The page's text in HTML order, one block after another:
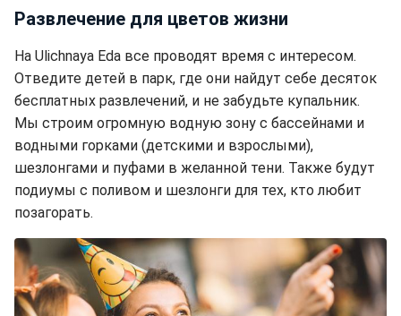
Развлечение для цветов жизни
На Ulichnaya Eda все проводят время с интересом.
Отведите детей в парк, где они найдут себе десяток
бесплатных развлечений, и не забудьте купальник.
Мы строим огромную водную зону с бассейнами и
водными горками (детскими и взрослыми),
шезлонгами и пуфами в желанной тени. Также будут
подиумы с поливом и шезлонги для тех, кто любит
позагорать.